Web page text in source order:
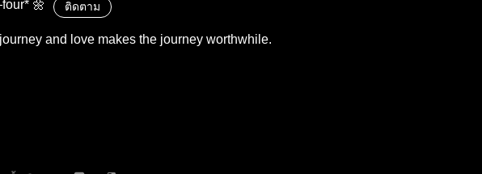
🌼 ติดตาม
and love makes the journey worthwhile.